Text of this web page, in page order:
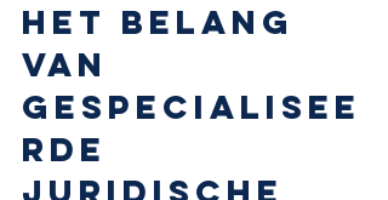
Het belang
van
gespecialisee
rde
juridische